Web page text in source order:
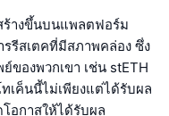
ร้างขึ้นบนแพลตฟอร์ม
รีสเตคที่มีสภาพคล่อง ซึ่ง
ของพวกเขา เช่น stETH
เค็นนี้ไม่เพียงแต่ได้รับผล
อกาสให้ได้รับผล